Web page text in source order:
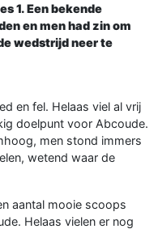
1. Een bekende
en men had zin om
wedstrijd neer te
en fel. Helaas viel al vrij
doelpunt voor Abcoude.
men stond immers
wetend waar de
aantal mooie scoops
Helaas vielen er nog